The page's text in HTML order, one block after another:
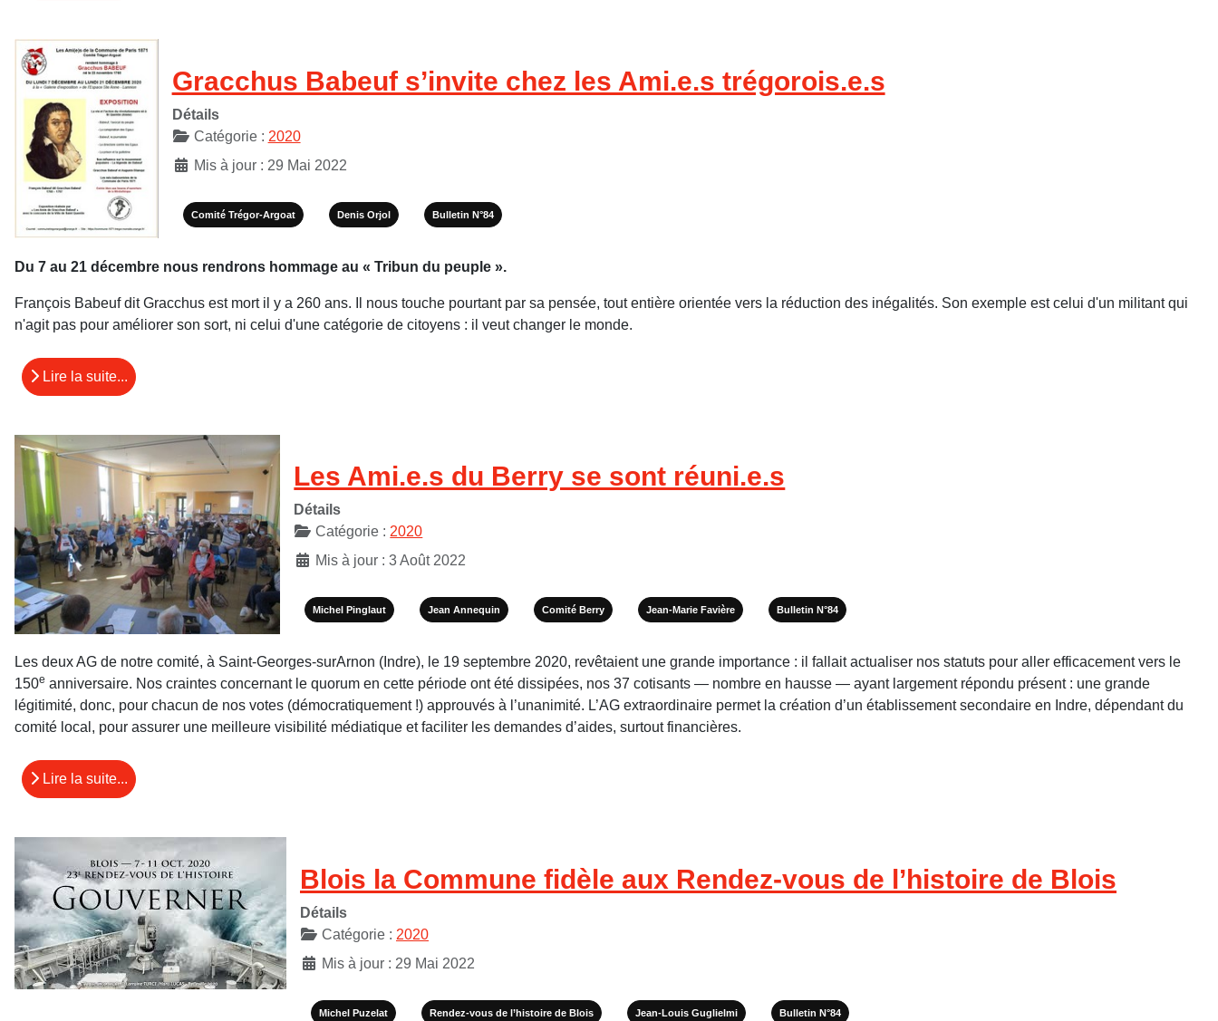
Gracchus Babeuf s’invite chez les Ami.e.s trégorois.e.s
Détails
Catégorie : 2020
Mis à jour : 29 Mai 2022
Comité Trégor-Argoat Denis Orjol Bulletin N°84
Du 7 au 21 décembre nous rendrons hommage au « Tribun du peuple ».
François Babeuf dit Gracchus est mort il y a 260 ans. Il nous touche pourtant par sa pensée, tout entière orientée vers la réduction des inégalités. Son exemple est celui d'un militant qui
n'agit pas pour améliorer son sort, ni celui d'une catégorie de citoyens : il veut changer le monde.
Lire la suite...
Les Ami.e.s du Berry se sont réuni.e.s
Détails
Catégorie : 2020
Mis à jour : 3 Août 2022
Michel Pinglaut Jean Annequin Comité Berry Jean-Marie Favière Bulletin N°84
Les deux AG de notre comité, à Saint-Georges-surArnon (Indre), le 19 septembre 2020, revêtaient une grande importance : il fallait actualiser nos statuts pour aller efficacement vers le
150e anniversaire. Nos craintes concernant le quorum en cette période ont été dissipées, nos 37 cotisants — nombre en hausse — ayant largement répondu présent : une grande
légitimité, donc, pour chacun de nos votes (démocratiquement !) approuvés à l’unanimité. L’AG extraordinaire permet la création d’un établissement secondaire en Indre, dépendant du
comité local, pour assurer une meilleure visibilité médiatique et faciliter les demandes d’aides, surtout financières.
Lire la suite...
Blois la Commune fidèle aux Rendez-vous de l’histoire de Blois
Détails
Catégorie : 2020
Mis à jour : 29 Mai 2022
Michel Puzelat Rendez-vous de l’histoire de Blois Jean-Louis Guglielmi Bulletin N°84